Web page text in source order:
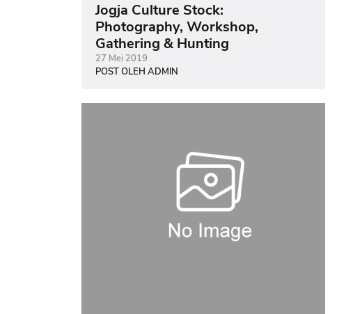
Jogja Culture Stock:
Photography, Workshop,
Gathering & Hunting
27 Mei 2019
POST OLEH ADMIN